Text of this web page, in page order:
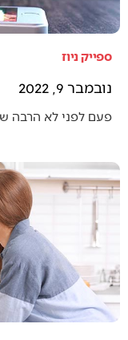
ספייק ניוז
נובמבר 9, 2022
פעם לפני לא הרבה